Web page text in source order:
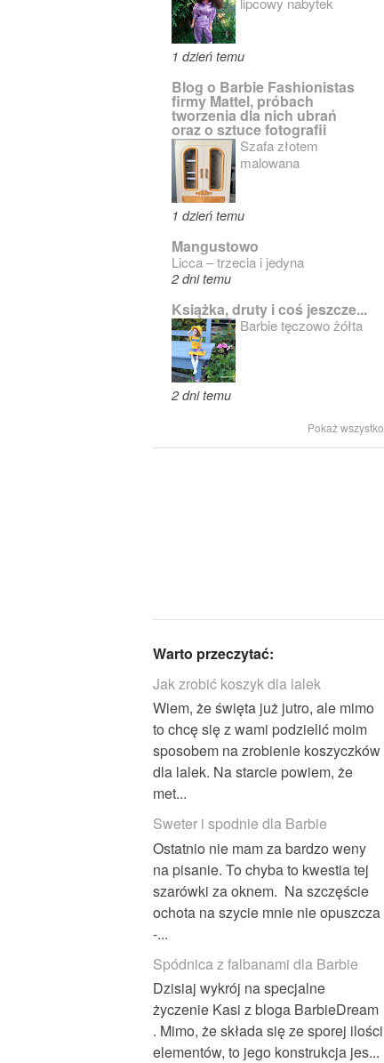
1 dzień temu
Blog o Barbie Fashionistas
firmy Mattel, próbach
tworzenia dla nich ubrań
oraz o sztuce fotografii
Szafa złotem
malowana
1 dzień temu
Mangustowo
Licca – trzecia i jedyna
2 dni temu
Książka, druty i coś jeszcze...
Barbie tęczowo żółta
2 dni temu
Pokaż wszystko
Warto przeczytać:
Jak zrobić koszyk dla lalek
Wiem, że święta już jutro, ale mimo
to chcę się z wami podzielić moim
sposobem na zrobienie koszyczków
dla lalek. Na starcie powiem, że
met...
Sweter i spodnie dla Barbie
Ostatnio nie mam za bardzo weny
na pisanie. To chyba to kwestia tej
szarówki za oknem. Na szczęście
ochota na szycie mnie nie opuszcza
-...
Spódnica z falbanami dla Barbie
Dzisiaj wykrój na specjalne
życzenie Kasi z bloga BarbieDream
. Mimo, że składa się ze sporej ilości
elementów, to jego konstrukcja jes...